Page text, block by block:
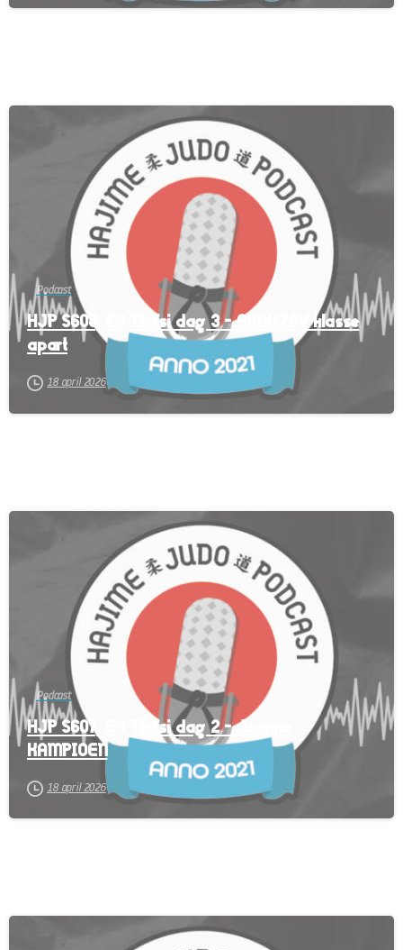
Podcast
HJP S608, EK Tiblisi dag 3 – ARBUZOV klasse
apart
18 april 2026
Podcast
HJP S607, EK Tiblisi dag 2 – Joanne
KAMPIOEN
18 april 2026